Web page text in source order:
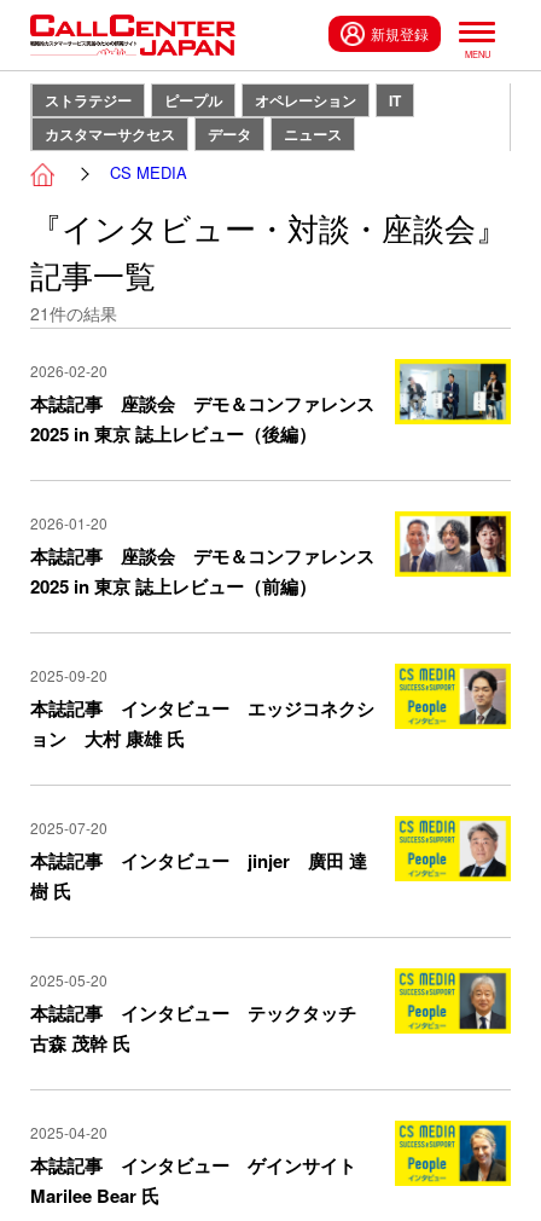
新規登録
ストラテジー ピープル オペレーション
IT
カスタマーサクセス
データ ニュース
CS MEDIA
『インタビュー・対談・座談会』
記事一覧
21件の結果
2026-02-20
本誌記事 座談会 デモ＆コンファレンス
2025 in 東京 誌上レビュー（後編）
2026-01-20
本誌記事 座談会 デモ＆コンファレンス
2025 in 東京 誌上レビュー（前編）
2025-09-20
本誌記事 インタビュー エッジコネクシ
ョン 大村 康雄 氏
2025-07-20
本誌記事 インタビュー jinjer 廣田 達
樹 氏
2025-05-20
本誌記事 インタビュー テックタッチ
古森 茂幹 氏
2025-04-20
本誌記事 インタビュー ゲインサイト
Marilee Bear 氏